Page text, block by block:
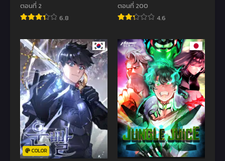
ตอนที่ 2
6.8
ตอนที่ 200
4.6
COLOR